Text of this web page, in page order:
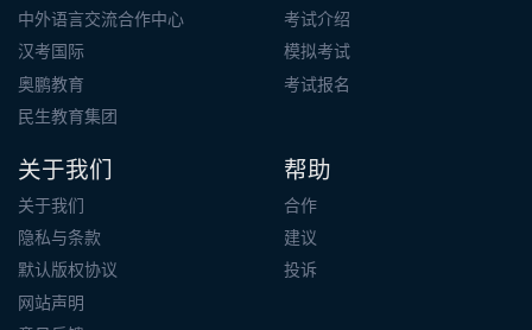
中外语言交流合作中心
汉考国际
奥鹏教育
民生教育集团
考试介绍
模拟考试
考试报名
关于我们
关于我们
隐私与条款
默认版权协议
网站声明
帮助
合作
建议
投诉